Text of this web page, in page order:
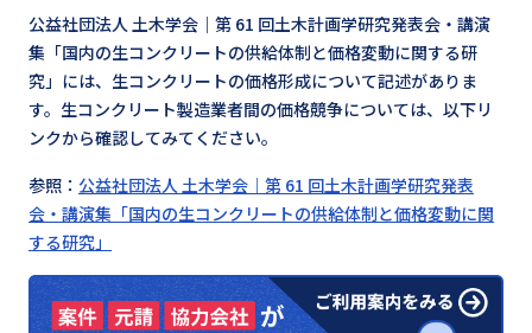
公益社団法人 土木学会｜第 61 回土木計画学研究発表会・講演
集「国内の生コンクリートの供給体制と価格変動に関する研
究」には、生コンクリートの価格形成について記述がありま
す。生コンクリート製造業者間の価格競争については、以下リ
ンクから確認してみてください。
参照： 公益社団法人 土木学会｜第 61 回土木計画学研究発表
会・講演集「国内の生コンクリートの供給体制と価格変動に関
する研究」